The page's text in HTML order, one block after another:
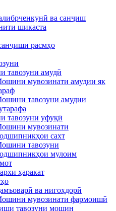
ва санҷиш
шикаста
расмҳо
тавозуни амудӣ
мувозинати амудии як
тавозуни амудии
тавозуни уфуқӣ
мувозинати
сахт
тавозуни
мулоим
ҳаракат
ва нигоҳдорӣ
мувозинати фармоишӣ
тавозуни мошин